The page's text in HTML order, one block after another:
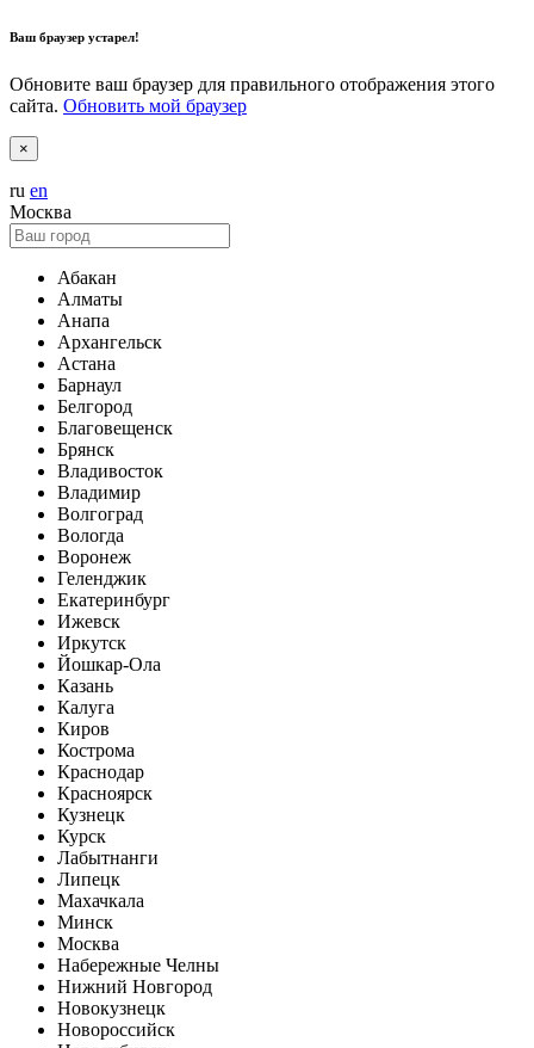
Ваш браузер устарел!
Обновите ваш браузер для правильного отображения этого
сайта. Обновить мой браузер
×
ru en
Москва
Абакан
Алматы
Анапа
Архангельск
Астана
Барнаул
Белгород
Благовещенск
Брянск
Владивосток
Владимир
Волгоград
Вологда
Воронеж
Геленджик
Екатеринбург
Ижевск
Иркутск
Йошкар-Ола
Казань
Калуга
Киров
Кострома
Краснодар
Красноярск
Кузнецк
Курск
Лабытнанги
Липецк
Махачкала
Минск
Москва
Набережные Челны
Нижний Новгород
Новокузнецк
Новороссийск